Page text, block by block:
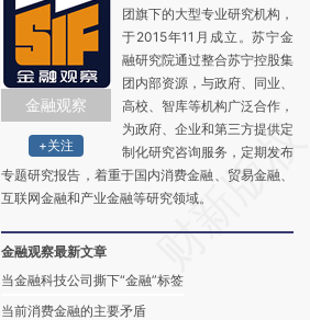
金融观察
+关注
团旗下的大型专业研究机构，
于2015年11月成立。苏宁金
融研究院通过整合苏宁控股集
团内部资源，与政府、同业、
高校、智库等机构广泛合作，
为政府、企业和第三方提供定
制化研究咨询服务，定期发布
专题研究报告，着重于国内消费金融、贸易金融、
互联网金融和产业金融等研究领域。
金融观察最新文章
当金融科技公司撕下“金融”标签
当前消费金融的主要矛盾